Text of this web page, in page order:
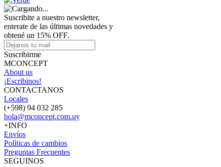
Suscribite a nuestro newsletter,
enterate de las últimas novedades y
obtené un 15% OFF.
Suscribirme
MCONCEPT
About us
¡Escribinos!
CONTACTANOS
Locales
(+598) 94 032 285
hola@mconcept.com.uy
+INFO
Envíos
Políticas de cambios
Preguntas Frecuentes
SEGUINOS